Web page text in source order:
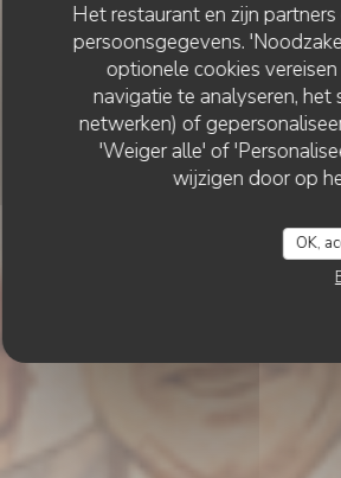
Het restaurant en zijn
persoonsgegevens.
optionele cookies
navigatie te analyseren, het
netwerken) of
'Weiger alle' of
wijzigen door op
OK,